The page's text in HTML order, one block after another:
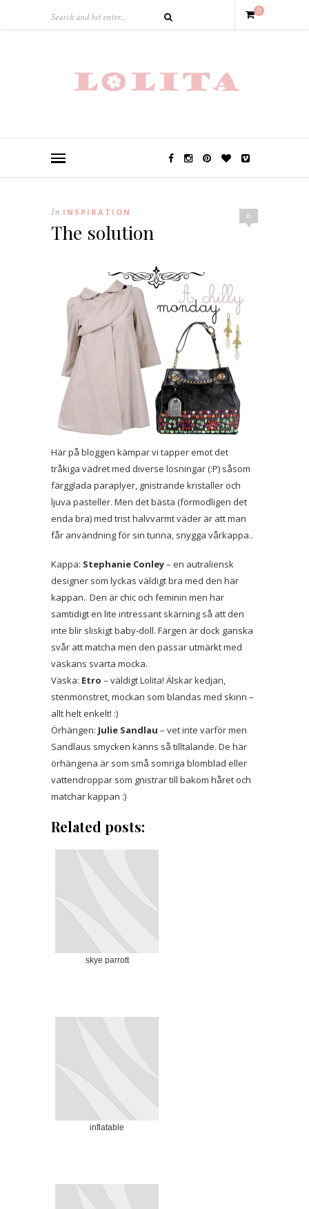
0
6
In INSPIRATION
The solution
Här på bloggen kämpar vi tapper emot det
tråkiga vädret med diverse lösningar (:P) såsom
färgglada paraplyer, gnistrande kristaller och
ljuva pasteller. Men det bästa (förmodligen det
enda bra) med trist halvvarmt väder är att man
får användning för sin tunna, snygga vårkappa..
Kappa: Stephanie Conley– en autraliensk
designer som lyckas väldigt bra med den här
kappan.. Den är chic och feminin men har
samtidigt en lite intressant skärning så att den
inte blir sliskigt baby-doll. Färgen är dock ganska
svår att matcha men den passar utmärkt med
väskans svarta mocka.
Väska: Etro – väldigt Lolita! Älskar kedjan,
stenmönstret, mockan som blandas med skinn –
allt helt enkelt! :)
Örhängen: Julie Sandlau – vet inte varför men
Sandlaus smycken känns så tilltalande. De här
örhängena är som små somriga blomblad eller
vattendroppar som gnistrar till bakom håret och
matchar kappan :)
Related posts:
skye parrott
inflatable